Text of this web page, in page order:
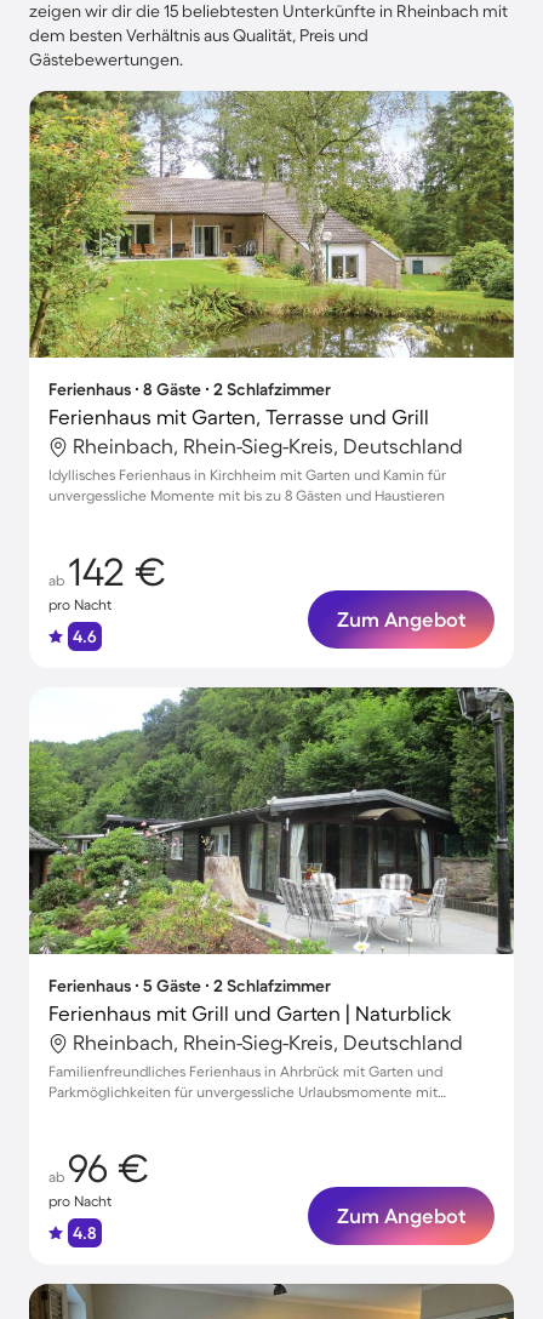
zeigen wir dir die 15 beliebtesten Unterkünfte in Rheinbach mit
dem besten Verhältnis aus Qualität, Preis und
Gästebewertungen.
Ferienhaus ∙ 8 Gäste ∙ 2 Schlafzimmer
Ferienhaus mit Garten, Terrasse und Grill
Rheinbach, Rhein-Sieg-Kreis, Deutschland
Idyllisches Ferienhaus in Kirchheim mit Garten und Kamin für
unvergessliche Momente mit bis zu 8 Gästen und Haustieren
ab 142 €
pro Nacht
4.6
Zum Angebot
Ferienhaus ∙ 5 Gäste ∙ 2 Schlafzimmer
Ferienhaus mit Grill und Garten | Naturblick
Rheinbach, Rhein-Sieg-Kreis, Deutschland
Familienfreundliches Ferienhaus in Ahrbrück mit Garten und
Parkmöglichkeiten für unvergessliche Urlaubsmomente mit
ab 96 €
pro Nacht
4.8
Zum Angebot